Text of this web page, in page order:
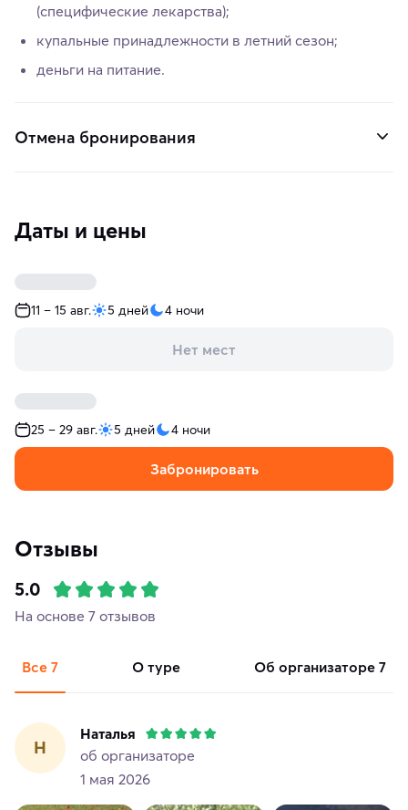
(специфические лекарства);
купальные принадлежности в летний сезон;
деньги на питание.
Отмена бронирования
Даты и цены
11 – 15 авг. 5 дней 4 ночи
Нет мест
25 – 29 авг. 5 дней 4 ночи
Забронировать
Отзывы
5.0
На основе 7 отзывов
Все 7 о туре об организаторе 7
Н
Наталья
об организаторе
1 мая 2026